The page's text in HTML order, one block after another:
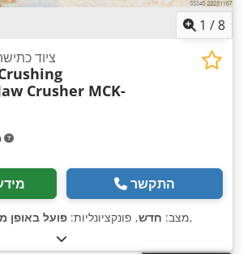
1 /8
ציוד
Crusher MCK-
התקשר
מצב: חדש, פונקציונליות: פועל באופן ,